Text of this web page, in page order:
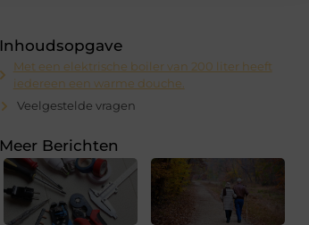
Inhoudsopgave
Met een elektrische boiler van 200 liter heeft
iedereen een warme douche.
Veelgestelde vragen
Meer Berichten